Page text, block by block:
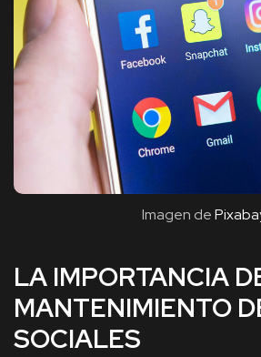
Imagen de
LA IMPORTANCIA
MANTENIMIENTO
SOCIALES